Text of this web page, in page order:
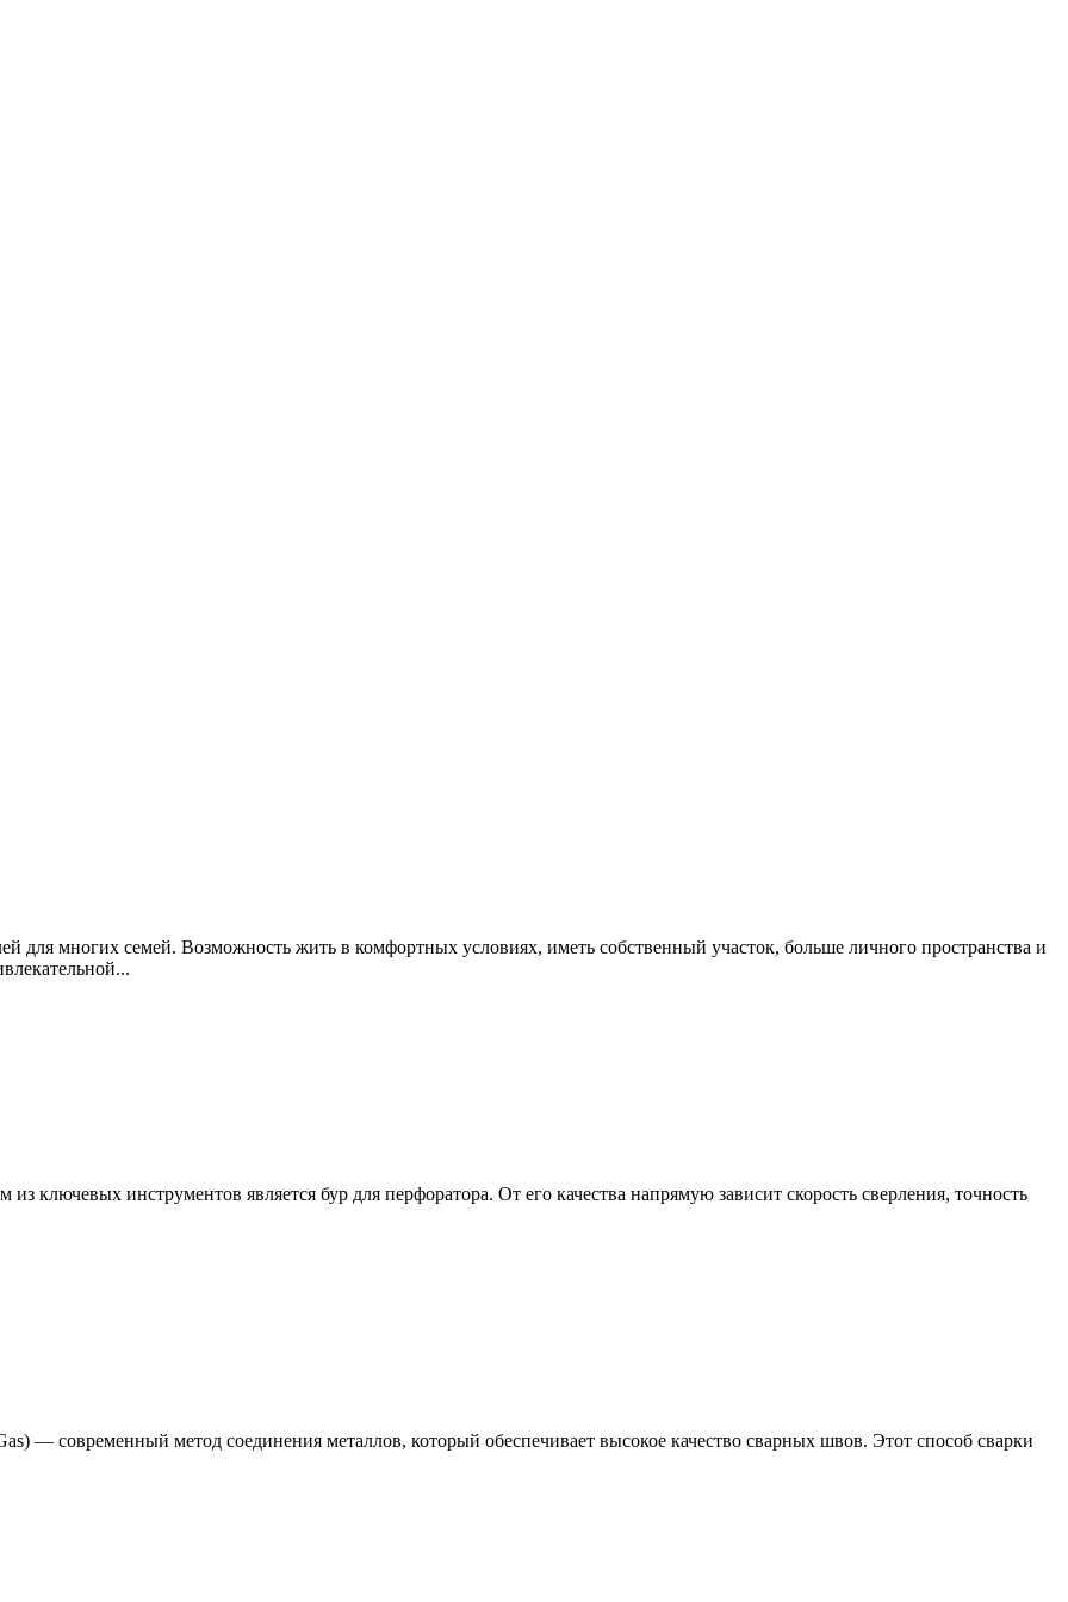
для многих семей. Возможность жить в комфортных условиях, иметь собственный участок, больше личного пространства и
ключевых инструментов является бур для перфоратора. От его качества напрямую зависит скорость сверления, точность
— современный метод соединения металлов, который обеспечивает высокое качество сварных швов. Этот способ сварки